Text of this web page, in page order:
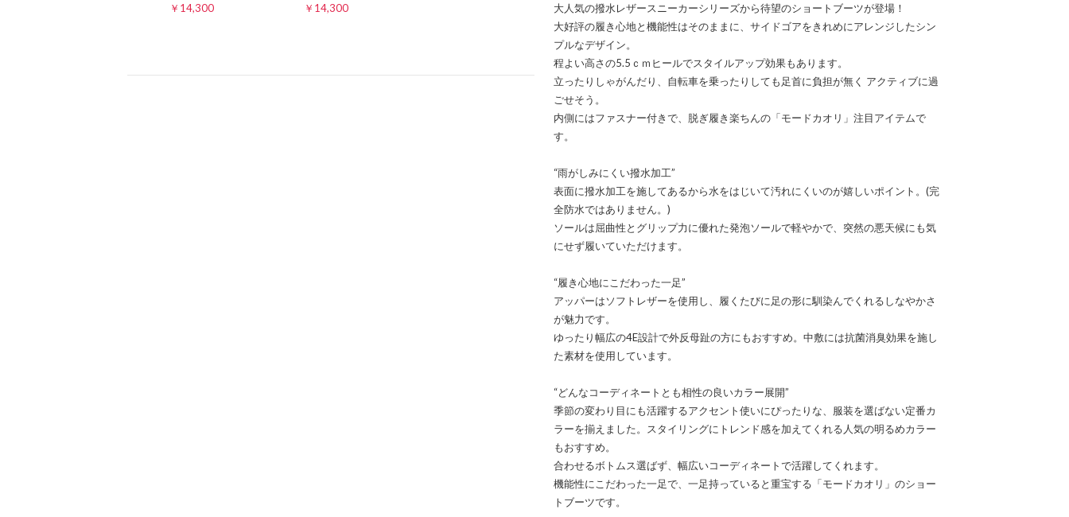
￥14,300 ￥14,300
大人気の撥水レザースニーカーシリーズから待望のショートブーツが登場！
大好評の履き心地と機能性はそのままに、サイドゴアをきれめにアレンジしたシン
プルなデザイン。
程よい高さの5.5ｃｍヒールでスタイルアップ効果もあります。
立ったりしゃがんだり、自転車を乗ったりしても足首に負担が無く アクティブに過
ごせそう。
内側にはファスナー付きで、脱ぎ履き楽ちんの「モードカオリ」注目アイテムで
す。
“雨がしみにくい撥水加工”
表面に撥水加工を施してあるから水をはじいて汚れにくいのが嬉しいポイント。(完
全防水ではありません。)
ソールは屈曲性とグリップ力に優れた発泡ソールで軽やかで、突然の悪天候にも気
にせず履いていただけます。
“履き心地にこだわった一足”
アッパーはソフトレザーを使用し、履くたびに足の形に馴染んでくれるしなやかさ
が魅力です。
ゆったり幅広の4E設計で外反母趾の方にもおすすめ。中敷には抗菌消臭効果を施し
た素材を使用しています。
“どんなコーディネートとも相性の良いカラー展開”
季節の変わり目にも活躍するアクセント使いにぴったりな、服装を選ばない定番カ
ラーを揃えました。スタイリングにトレンド感を加えてくれる人気の明るめカラー
もおすすめ。
合わせるボトムス選ばず、幅広いコーディネートで活躍してくれます。
機能性にこだわった一足で、一足持っていると重宝する「モードカオリ」のショー
トブーツです。